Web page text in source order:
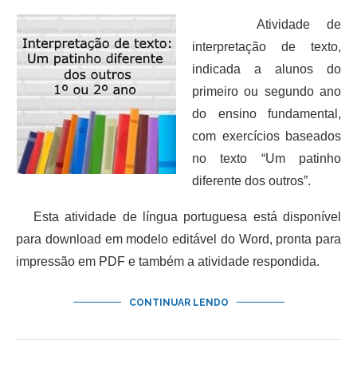
Atividade de
interpretação de texto,
indicada a alunos do
primeiro ou segundo ano
do ensino fundamental,
com exercícios baseados
no texto “Um patinho
diferente dos outros”.
Esta atividade de língua portuguesa está disponível
para download em modelo editável do Word, pronta para
impressão em PDF e também a atividade respondida.
CONTINUAR LENDO